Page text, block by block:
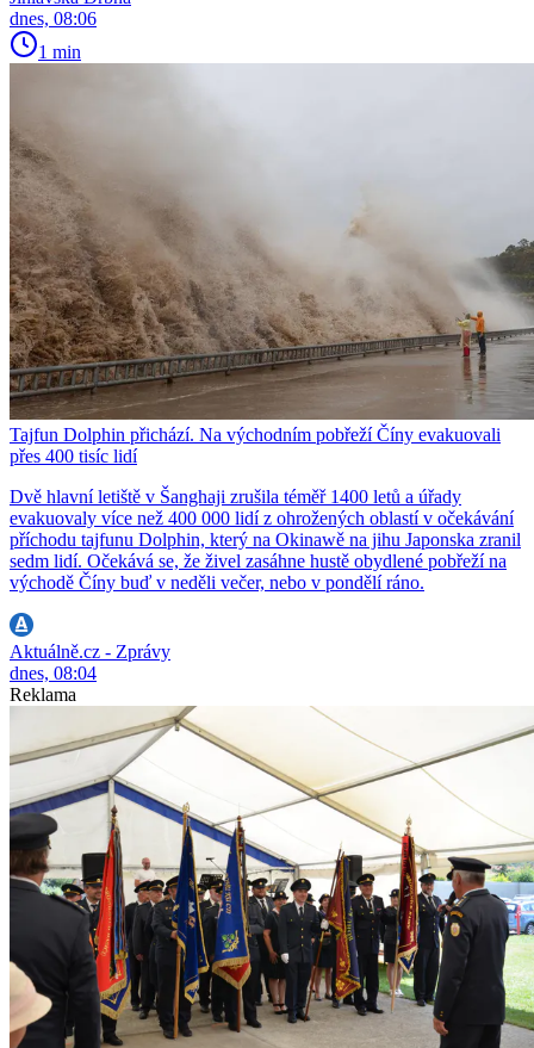
dnes, 08:06
1 min
Tajfun Dolphin přichází. Na východním pobřeží Číny evakuovali
přes 400 tisíc lidí
Dvě hlavní letiště v Šanghaji zrušila téměř 1400 letů a úřady
evakuovaly více než 400 000 lidí z ohrožených oblastí v očekávání
příchodu tajfunu Dolphin, který na Okinawě na jihu Japonska zranil
sedm lidí. Očekává se, že živel zasáhne hustě obydlené pobřeží na
východě Číny buď v neděli večer, nebo v pondělí ráno.
Aktuálně.cz - Zprávy
dnes, 08:04
Reklama